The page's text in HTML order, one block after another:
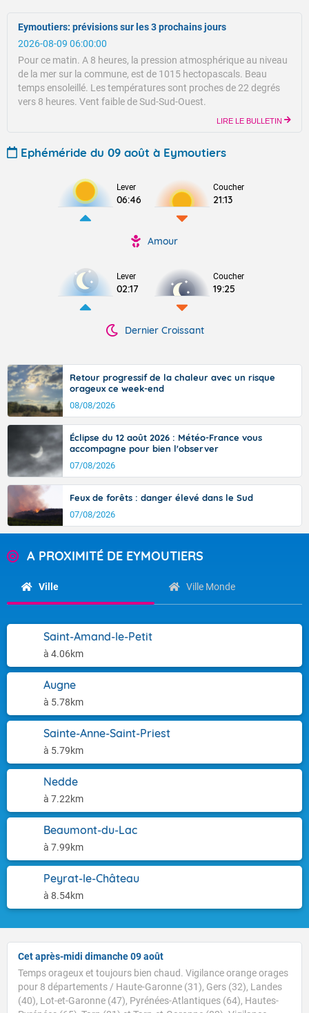
Eymoutiers: prévisions sur les 3 prochains jours
2026-08-09 06:00:00
Pour ce matin. A 8 heures, la pression atmosphérique au niveau
de la mer sur la commune, est de 1015 hectopascals. Beau
temps ensoleillé. Les températures sont proches de 22 degrés
vers 8 heures. Vent faible de Sud-Sud-Ouest.
LIRE LE BULLETIN
Ephéméride du 09 août à Eymoutiers
Lever
06:46
Coucher
21:13
Amour
Lever
02:17
Coucher
19:25
Dernier Croissant
Retour progressif de la chaleur avec un risque
orageux ce week-end
08/08/2026
Éclipse du 12 août 2026 : Météo-France vous
accompagne pour bien l'observer
07/08/2026
Feux de forêts : danger élevé dans le Sud
07/08/2026
A PROXIMITÉ DE EYMOUTIERS
Ville Ville Monde
Saint-Amand-le-Petit
à 4.06km
Augne
à 5.78km
Sainte-Anne-Saint-Priest
à 5.79km
Nedde
à 7.22km
Beaumont-du-Lac
à 7.99km
Peyrat-le-Château
à 8.54km
Cet après-midi dimanche 09 août
Temps orageux et toujours bien chaud. Vigilance orange orages
pour 8 départements / Haute-Garonne (31), Gers (32), Landes
(40), Lot-et-Garonne (47), Pyrénées-Atlantiques (64), Hautes-
Voici les températures relevées à 10h suivies des